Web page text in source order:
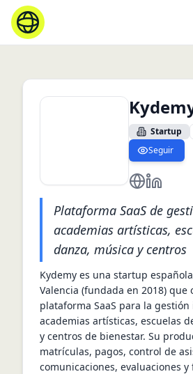
Startup
Seguir
https://https://
Plataforma SaaS de
academias artísticas,
danza, música y centros
Kydemy es una startup
Valencia (fundada en 2018) que
plataforma SaaS para la
academias artísticas, escuelas
y centros de bienestar. Su
matrículas, pagos, control de
comunicaciones, evaluaciones